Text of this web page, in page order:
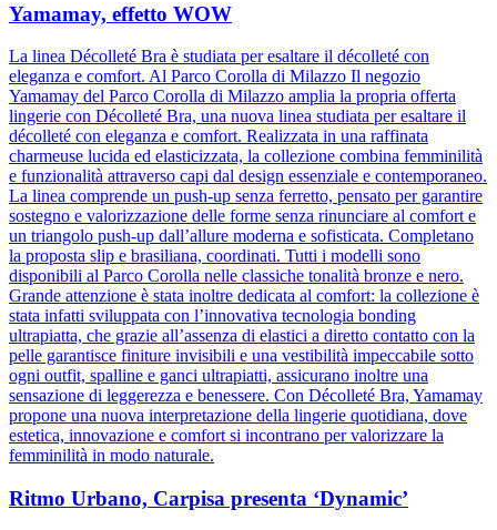
Yamamay, effetto WOW
La linea Décolleté Bra è studiata per esaltare il décolleté con
eleganza e comfort. Al Parco Corolla di Milazzo Il negozio
Yamamay del Parco Corolla di Milazzo amplia la propria offerta
lingerie con Décolleté Bra, una nuova linea studiata per esaltare il
décolleté con eleganza e comfort. Realizzata in una raffinata
charmeuse lucida ed elasticizzata, la collezione combina femminilità
e funzionalità attraverso capi dal design essenziale e contemporaneo.
La linea comprende un push-up senza ferretto, pensato per garantire
sostegno e valorizzazione delle forme senza rinunciare al comfort e
un triangolo push-up dall’allure moderna e sofisticata. Completano
la proposta slip e brasiliana, coordinati. Tutti i modelli sono
disponibili al Parco Corolla nelle classiche tonalità bronze e nero.
Grande attenzione è stata inoltre dedicata al comfort: la collezione è
stata infatti sviluppata con l’innovativa tecnologia bonding
ultrapiatta, che grazie all’assenza di elastici a diretto contatto con la
pelle garantisce finiture invisibili e una vestibilità impeccabile sotto
ogni outfit, spalline e ganci ultrapiatti, assicurano inoltre una
sensazione di leggerezza e benessere. Con Décolleté Bra, Yamamay
propone una nuova interpretazione della lingerie quotidiana, dove
estetica, innovazione e comfort si incontrano per valorizzare la
femminilità in modo naturale.
Ritmo Urbano, Carpisa presenta ‘Dynamic’